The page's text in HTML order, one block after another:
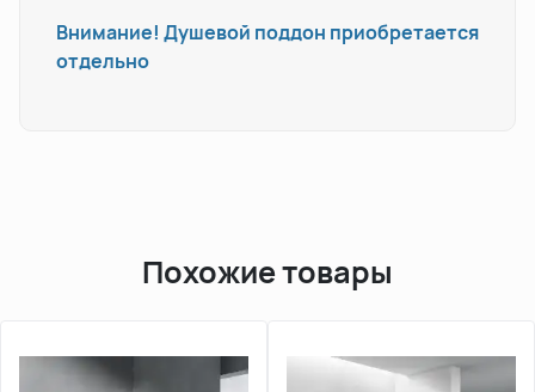
Внимание! Душевой поддон приобретается
отдельно
Похожие товары